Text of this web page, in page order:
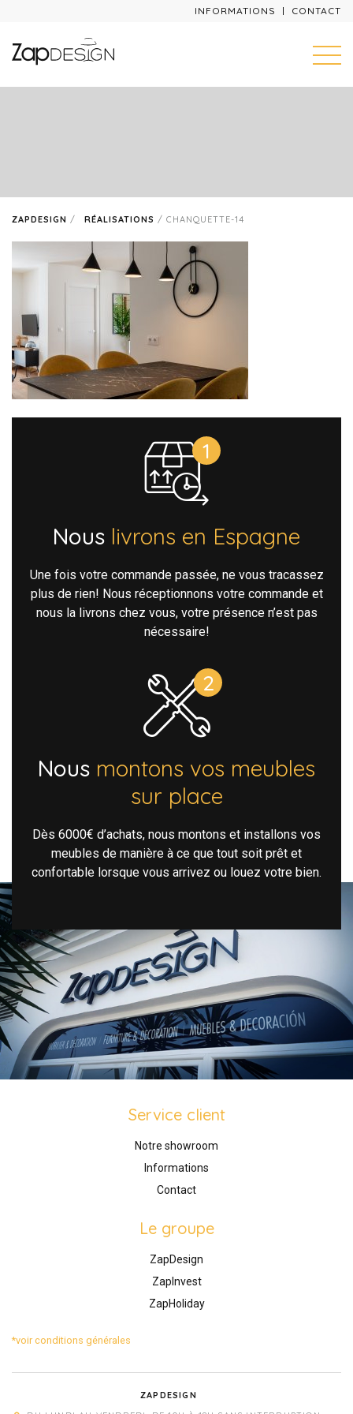
INFORMATIONS CONTACT
ZAPDESIGN / RÉALISATIONS / CHANQUETTE-14
Nous livrons en Espagne
Une fois votre commande passée, ne vous tracassez
plus de rien! Nous réceptionnons votre commande et
nous la livrons chez vous, votre présence n’est pas
nécessaire!
Nous montons vos meubles
sur place
Dès 6000€ d’achats, nous montons et installons vos
meubles de manière à ce que tout soit prêt et
confortable lorsque vous arrivez ou louez votre bien.
Service client
Notre showroom
Informations
Contact
Le groupe
ZapDesign
ZapInvest
ZapHoliday
*voir conditions générales
ZAPDESIGN